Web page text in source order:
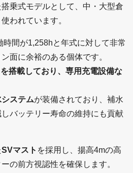
乗式モデルとして、中・大型倉
われています。
間が1,258hと年式に対して非常
面に余裕のある個体です。
搭載しており、専用充電設備な
ステムが装備されており、補水
バッテリー寿命の維持にも貢献
SVマスト を採用し、揚高4mの高
の前方視認性を確保します。